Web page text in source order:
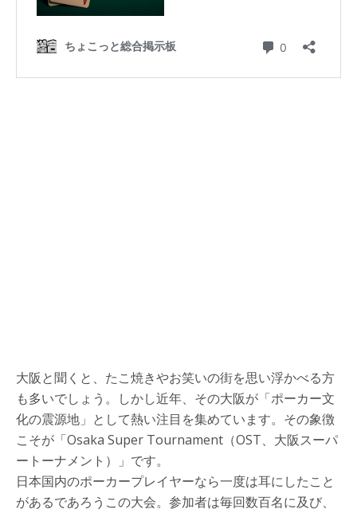
大阪と聞くと、たこ焼きやお笑いの街を思い浮かべる方
も多いでしょう。しかし近年、その大阪が「ポーカー文
化の震源地」として熱い注目を集めています。その象徴
こそが「Osaka Super Tournament（OST、大阪スーパ
ートーナメント）」です。
日本国内のポーカープレイヤーなら一度は耳にしたこと
があるであろうこの大会。参加者は毎回数百名に及び、